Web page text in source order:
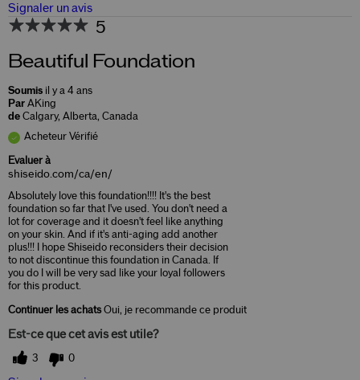
Signaler un avis
5
Beautiful Foundation
Soumis il y a 4 ans
Par AKing
de Calgary, Alberta, Canada
Acheteur Vérifié
Evaluer à
shiseido.com/ca/en/
Absolutely love this foundation!!!! It's the best
foundation so far that I've used. You don't need a
lot for coverage and it doesn't feel like anything
on your skin. And if it's anti-aging add another
plus!!! I hope Shiseido reconsiders their decision
to not discontinue this foundation in Canada. If
you do I will be very sad like your loyal followers
for this product.
Continuer les achatsOui, je recommande ce produit
Est-ce que cet avis est utile?
3 0